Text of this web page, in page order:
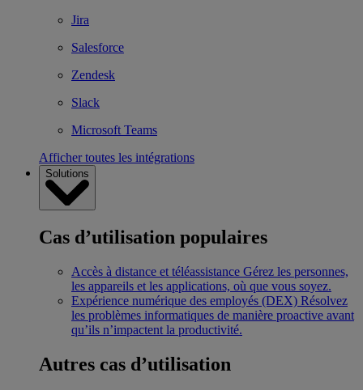
Jira
Salesforce
Zendesk
Slack
Microsoft Teams
Afficher toutes les intégrations
Solutions
Cas d’utilisation populaires
Accès à distance et téléassistance Gérez les personnes,
les appareils et les applications, où que vous soyez.
Expérience numérique des employés (DEX) Résolvez
les problèmes informatiques de manière proactive avant
qu’ils n’impactent la productivité.
Autres cas d’utilisation